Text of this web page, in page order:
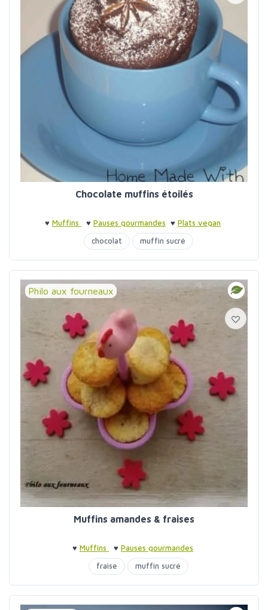
Chocolate muffins étoilés
♥ Muffins ♥ Pauses gourmandes ♥ Plats vegan
chocolat
muffin sucré
Philo aux fourneaux
Muffins amandes & fraises
♥ Muffins ♥ Pauses gourmandes
fraise
muffin sucré